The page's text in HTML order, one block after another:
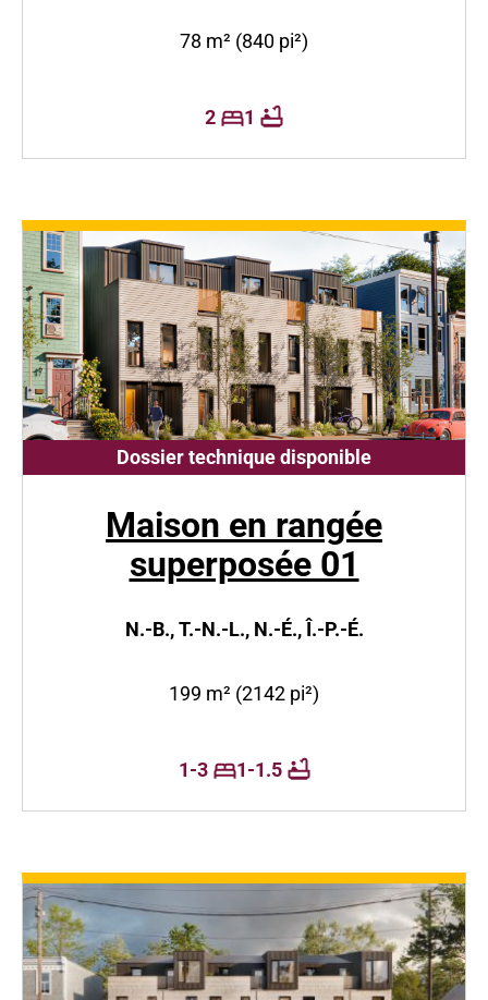
78 m² (840 pi²)
2 1
Dossier technique disponible
Maison en rangée
superposée 01
N.-B., T.-N.-L., N.-É., Î.-P.-É.
199 m² (2142 pi²)
1-3 1-1.5